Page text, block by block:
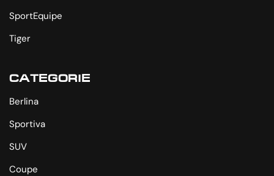
SportEquipe
Tiger
CATEGORIE
Berlina
Sportiva
SUV
Coupe